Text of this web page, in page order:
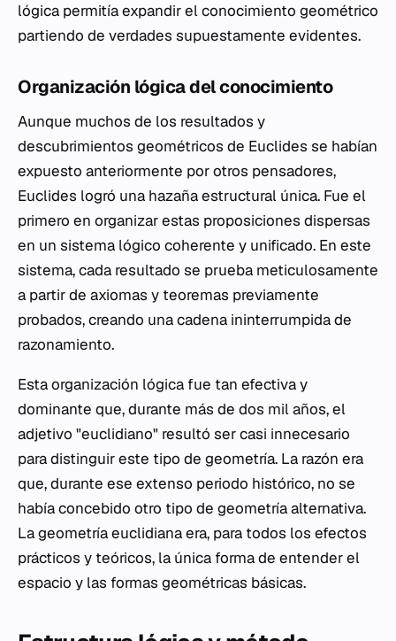
lógica permitía expandir el conocimiento geométrico
partiendo de verdades supuestamente evidentes.
Organización lógica del conocimiento
Aunque muchos de los resultados y
descubrimientos geométricos de Euclides se habían
expuesto anteriormente por otros pensadores,
Euclides logró una hazaña estructural única. Fue el
primero en organizar estas proposiciones dispersas
en un sistema lógico coherente y unificado. En este
sistema, cada resultado se prueba meticulosamente
a partir de axiomas y teoremas previamente
probados, creando una cadena ininterrumpida de
razonamiento.
Esta organización lógica fue tan efectiva y
dominante que, durante más de dos mil años, el
adjetivo "euclidiano" resultó ser casi innecesario
para distinguir este tipo de geometría. La razón era
que, durante ese extenso periodo histórico, no se
había concebido otro tipo de geometría alternativa.
La geometría euclidiana era, para todos los efectos
prácticos y teóricos, la única forma de entender el
espacio y las formas geométricas básicas.